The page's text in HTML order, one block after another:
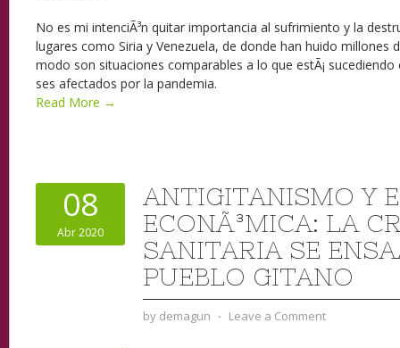
No es mi intenciÃ³n quitar importancia al sufrimiento y la
lugares como Siria y Venezuela, de donde han huido millones
modo son situaciones comparables a lo que estÃ¡
ses afectados por la pandemia.
Read More →
08
Abr 2020
ANTIGITANISMO Y
ECONÃ³MICA: LA
SANITARIA SE
PUEBLO GITANO
by demagun ⋅ Leave a Comment